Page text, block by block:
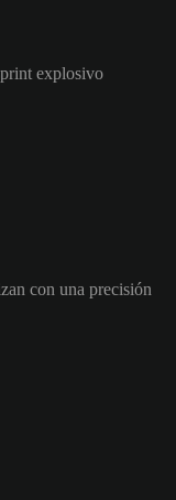
explosivo
con una precisión